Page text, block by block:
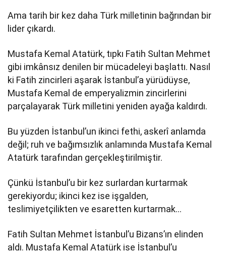
Ama tarih bir kez daha Türk milletinin bağrından bir
lider çıkardı.
Mustafa Kemal Atatürk, tıpkı Fatih Sultan Mehmet
gibi imkânsız denilen bir mücadeleyi başlattı. Nasıl
ki Fatih zincirleri aşarak İstanbul’a yürüdüyse,
Mustafa Kemal de emperyalizmin zincirlerini
parçalayarak Türk milletini yeniden ayağa kaldırdı.
Bu yüzden İstanbul’un ikinci fethi, askerî anlamda
değil; ruh ve bağımsızlık anlamında Mustafa Kemal
Atatürk tarafından gerçekleştirilmiştir.
Çünkü İstanbul’u bir kez surlardan kurtarmak
gerekiyordu; ikinci kez ise işgalden,
teslimiyetçilikten ve esaretten kurtarmak…
Fatih Sultan Mehmet İstanbul’u Bizans’ın elinden
aldı. Mustafa Kemal Atatürk ise İstanbul’u